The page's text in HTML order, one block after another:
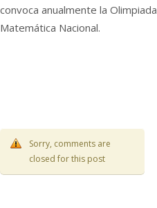
convoca anualmente la Olimpiada
Matemática Nacional.
Sorry, comments are
closed for this post